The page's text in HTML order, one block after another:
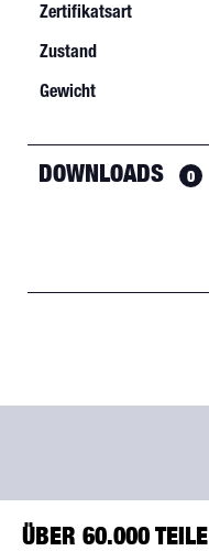
Zertifikatsart
Zustand
Gewicht
DOWNLOADS 0
ÜBER 60.000 TEILE